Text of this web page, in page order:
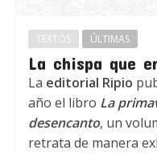
TEXTOS ÚLTIMAS
La chispa que
La editorial Ripio
año el libro La
desencanto, un
retrata de manera